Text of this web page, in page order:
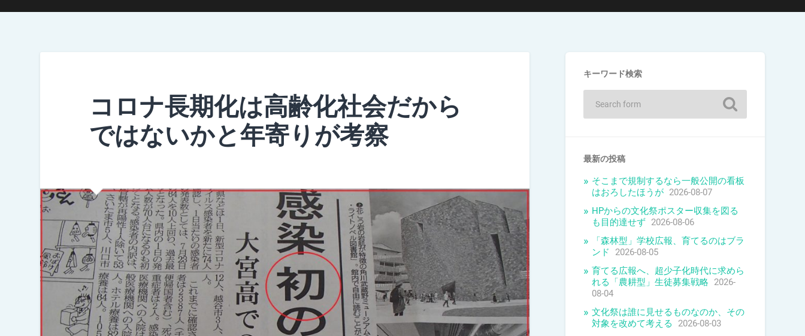
コロナ長期化は高齢化社会だから
ではないかと年寄りが考察
キーワード検索
最新の投稿
そこまで規制するなら一般公開の看板
はおろしたほうが 2026-08-07
HPからの文化祭ポスター収集を図る
も目的達せず 2026-08-06
「森林型」学校広報、育てるのはブラ
ンド
2026-08-05
育てる広報へ、超少子化時代に求めら
れる「農耕型」生徒募集戦略 2026-
08-04
文化祭は誰に見せるものなのか、その
対象を改めて考える
2026-08-03